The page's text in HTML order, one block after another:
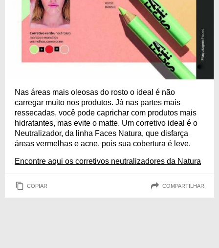
Nas áreas mais oleosas do rosto o ideal é não
carregar muito nos produtos. Já nas partes mais
ressecadas, você pode caprichar com produtos mais
hidratantes, mas evite o matte. Um corretivo ideal é o
Neutralizador, da linha Faces Natura, que disfarça
áreas vermelhas e acne, pois sua cobertura é leve.
Encontre aqui os corretivos neutralizadores da Natura
COPIAR COMPARTILHAR